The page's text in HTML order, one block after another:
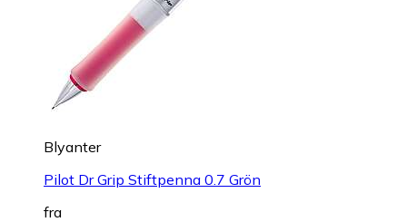
Blyanter
Pilot Dr Grip Stiftpenna 0.7 Grön
fra